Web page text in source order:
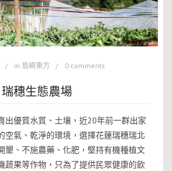
in 島嶼東方 0 comments
瑞穗生態農場
出優質水質、土壤，近20年前一群出家
空氣、乾淨的環境，選擇花蓮瑞穗瑞北
墾、不施農藥、化肥，堅持有機種植文
蔬果等作物，只為了提供民眾健康的飲